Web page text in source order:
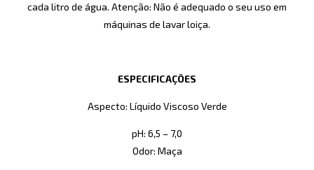
cada litro de água. Atenção: Não é adequado o seu uso em
máquinas de lavar loiça.
ESPECIFICAÇÕES
Aspecto: Líquido Viscoso Verde
pH: 6,5 – 7,0
Odor: Maça